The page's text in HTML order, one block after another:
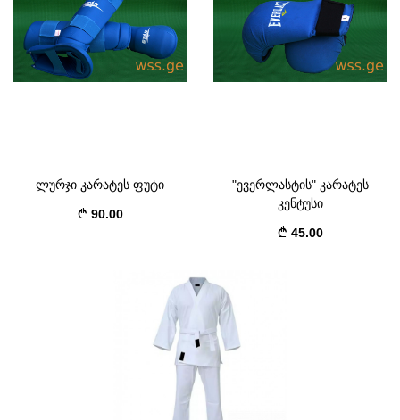
ლურჯი კარატეს ფუტი
90.00
"ევერლასტის" კარატეს
კენტუსი
45.00